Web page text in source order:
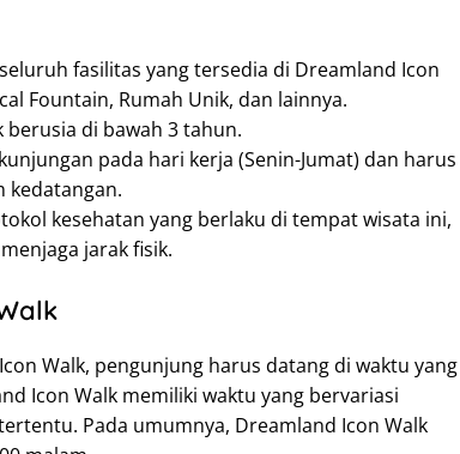
fasilitas yang tersedia di Dreamland Icon
Fountain, Rumah Unik, dan lainnya.
berusia di bawah 3 tahun.
pada hari kerja (Senin-Jumat) dan harus
kedatangan.
kesehatan yang berlaku di tempat wisata ini,
jarak fisik.
Walk, pengunjung harus datang di waktu yang
Icon Walk memiliki waktu yang bervariasi
Pada umumnya, Dreamland Icon Walk